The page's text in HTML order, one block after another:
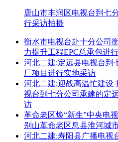
唐山市丰润区电视台到七
行采访拍摄
衡水市电视台赴十分公司
力提升工程EPC总承包进
河北二建:定远县电视台到
厂项目进行实地采访
河北二建:迎战高温忙建
视台到七分公司承建的定
访
革命老区焕“新生”中央电
别山革命老区息县淮河城
河北二建:寿阳县广播电视